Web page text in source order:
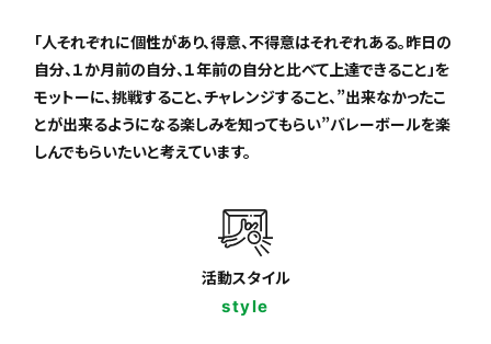
「人それぞれに個性があり、得意、不得意はそれぞれある。昨日の
自分、１か月前の自分、１年前の自分と比べて上達できること」を
モットーに、挑戦すること、チャレンジすること、”出来なかったこ
とが出来るようになる楽しみを知ってもらい”バレーボールを楽
しんでもらいたいと考えています。
活動スタイル
style